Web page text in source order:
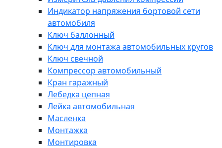
Индикатор напряжения бортовой сети
автомобиля
Ключ баллонный
Ключ для монтажа автомобильных кругов
Ключ свечной
Компрессор автомобильный
Кран гаражный
Лебедка цепная
Лейка автомобильная
Масленка
Монтажка
Монтировка